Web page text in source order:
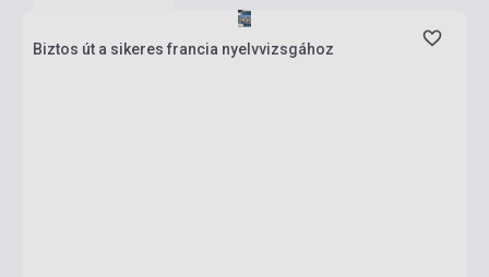
Biztos út a sikeres francia nyelvvizsgához